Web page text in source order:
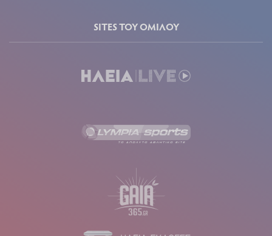
SITES ΤΟΥ ΟΜΙΛΟΥ